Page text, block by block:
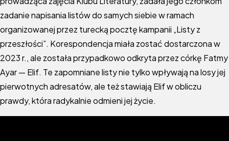
zadanie napisania listów do samych siebie w ramach
organizowanej przez turecką pocztę kampanii „Listy z
przeszłości”. Korespondencja miała zostać dostarczona w
2023 r., ale została przypadkowo odkryta przez córkę Fatmy
Ayar — Elif. Te zapomniane listy nie tylko wpływają na losy jej
pierwotnych adresatów, ale też stawiają Elif w obliczu
prawdy, która radykalnie odmieni jej życie.